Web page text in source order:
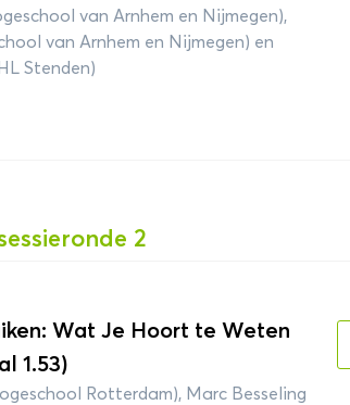
van Arnhem en Nijmegen),
van Arnhem en Nijmegen) en
Stenden)
2
Wat Je Hoort te Weten
1.53)
Rotterdam), Marc Besseling